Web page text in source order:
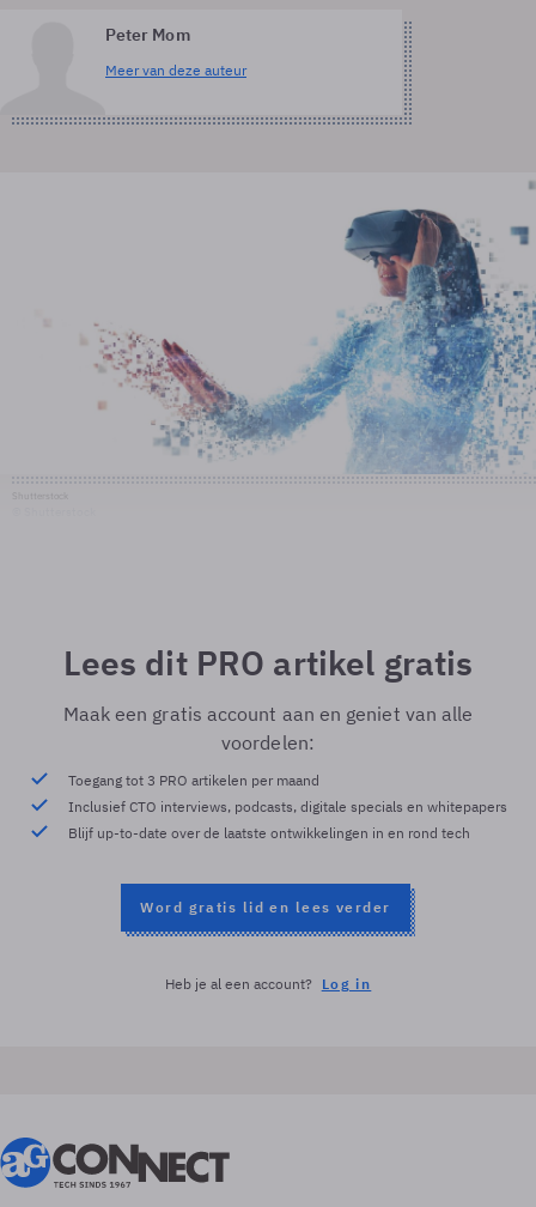
Peter Mom
Meer van deze auteur
Lees dit PRO artikel gratis
Maak een gratis account aan en geniet van alle
voordelen:
Toegang tot 3 PRO artikelen per maand
Inclusief CTO interviews, podcasts, digitale specials en whitepapers
Blijf up-to-date over de laatste ontwikkelingen in en rond tech
Word gratis lid en lees verder
Heb je al een account? Log in